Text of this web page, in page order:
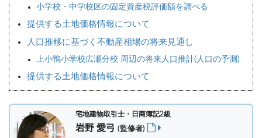
小学校・中学校区の固定資産税評価額を調べる
提供する土地価格情報について
人口推移に基づく不動産相場の将来見通し
上小鴨小学校広瀬分校 周辺の将来人口推計(人口の予測)
提供する土地価格情報について
宅地建物取引士・日商簿記2級
岩野 愛弓 (監修者)